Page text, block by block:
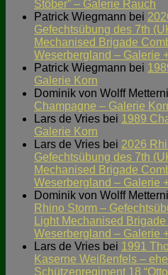
Stöber” – Galerie Rauch
Patrick Wiegmann bei
Gefechtsübung des 7th
Mechanised Brigade
Weserbergland – Galerie
Patrick Wiegmann bei
Galerie Korn
Dominik von Wolff
Champagne – Galerie
Lars de Vries bei 1989
Galerie Korn
Lars de Vries bei 2026
Gefechtsübung des 7th
Mechanised Brigade
Weserbergland – Galerie
Dominik von Wolff
Rhino Storm –
Light Mechanised
Weserbergland – Galerie
Lars de Vries bei 1991
Kaserne Weißenfels –
Schützenregiment 18